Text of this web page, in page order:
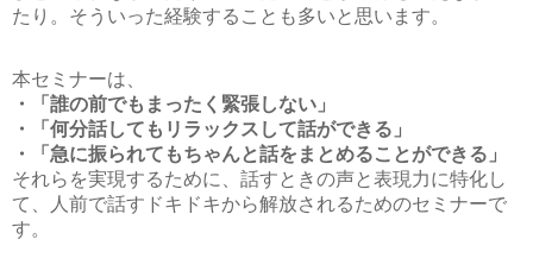
たり。そういった経験することも多いと思います。
本セミナーは、
・「誰の前でもまったく緊張しない」
・「何分話してもリラックスして話ができる」
・「急に振られてもちゃんと話をまとめることができる」
それらを実現するために、話すときの声と表現力に特化し
て、人前で話すドキドキから解放されるためのセミナーで
す。